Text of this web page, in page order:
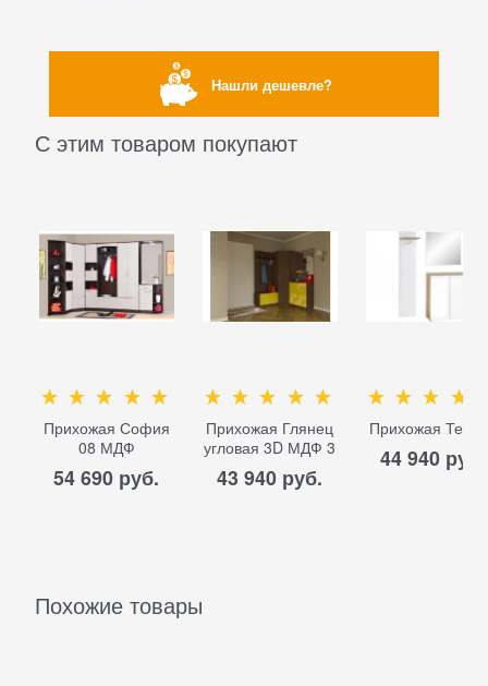
Нашли дешевле?
С этим товаром покупают
Прихожая София
08 МДФ
54 690 руб.
Прихожая Глянец
угловая 3D МДФ 3
43 940 руб.
Прихожая
44 940 руб.
Похожие товары